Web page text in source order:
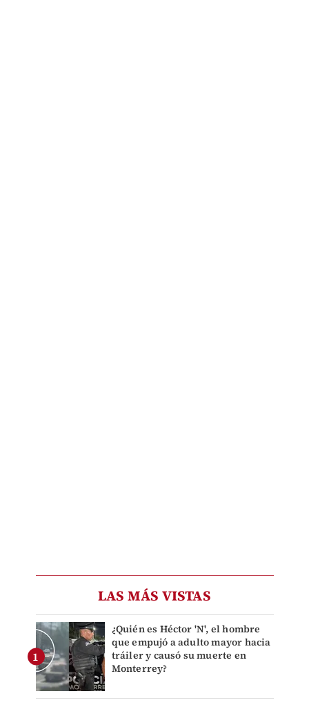
LAS MÁS VISTAS
¿Quién es Héctor 'N', el hombre
que empujó a adulto mayor hacia
tráiler y causó su muerte en
Monterrey?